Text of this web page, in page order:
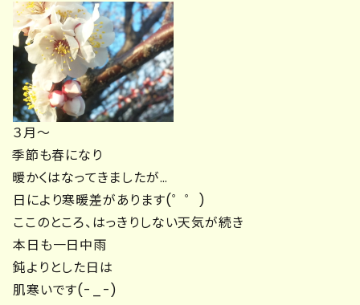
３月～
季節も春になり
暖かくはなってきましたが…
日により寒暖差があります(゜゜)
ここのところ、はっきりしない天気が続き
本日も一日中雨
鈍よりとした日は
肌寒いです(-_-)